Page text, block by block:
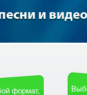
и
формат,